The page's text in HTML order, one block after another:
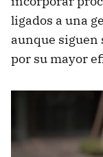
ligados a una
aunque
por su mayor